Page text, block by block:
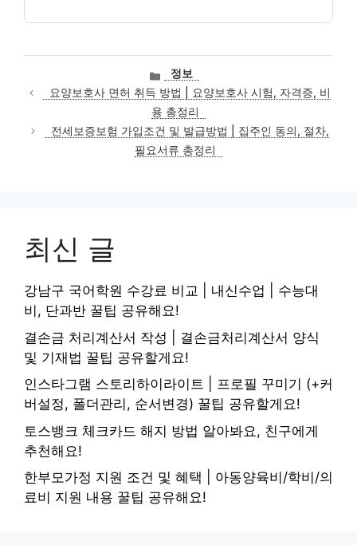
카
테
고
리
정보
요양보호사 면허 취득 방법 | 요양보호사 시험, 자격증, 비
용 총정리
전세보증보험 가입조건 및 발급방법 | 집주인 동의, 절차,
필요서류 총정리
최신 글
강남구 국어학원 수강료 비교 | 내신수업 | 수능대
비, 단과반 꿀팁 공유해요!
결손금 처리계산서 작성 | 결손금처리계산서 양식
및 기재법 꿀팁 공유할게요!
인스타그램 스토리하이라이트 | 프로필 꾸미기 (+커
버설정, 폴더관리, 순서변경) 꿀팁 공유할게요!
토스뱅크 체크카드 해지 방법 알아봐요, 친구에게
추천해요!
한부모가정 지원 조건 및 혜택 | 아동양육비/학비/의
료비 지원 내용 꿀팁 공유해요!